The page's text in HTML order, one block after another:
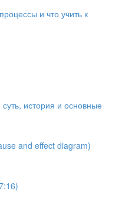
и что учить к
история и основные
and effect diagram)